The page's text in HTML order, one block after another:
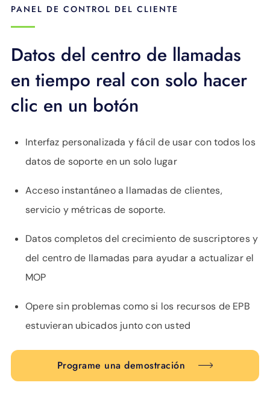
PANEL DE CONTROL DEL CLIENTE
Datos del centro de llamadas
en tiempo real con solo hacer
clic en un botón
Interfaz personalizada y fácil de usar con todos los
datos de soporte en un solo lugar
Acceso instantáneo a llamadas de clientes,
servicio y métricas de soporte.
Datos completos del crecimiento de suscriptores y
del centro de llamadas para ayudar a actualizar el
MOP
Opere sin problemas como si los recursos de EPB
estuvieran ubicados junto con usted
Programe una demostración